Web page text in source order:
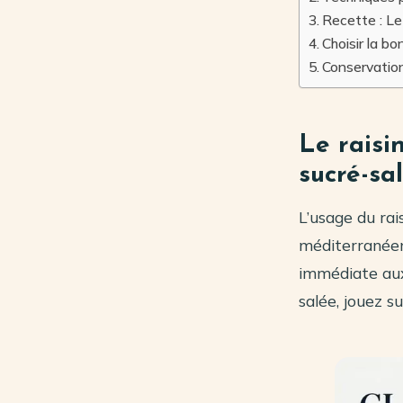
Recette :
Choisir la
Le
sucré-
L’usage du
immédiate
salée, jouez